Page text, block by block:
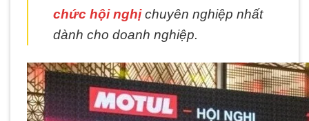
chức hội nghịchuyên nghiệp nhất
dành cho doanh nghiệp.